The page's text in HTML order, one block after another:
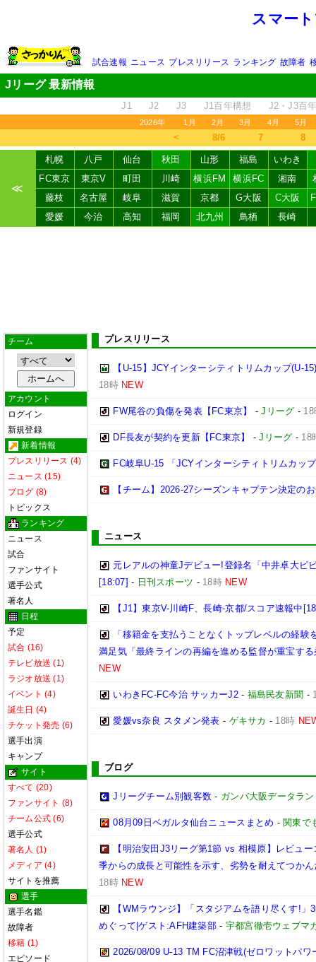
スマー
試合速報 ニュース プレスリリース ランキング 故障者
Jリーグ 最新情報
J1 J2 J3 J1百年構想 J2・J3百
2026年 1月 2月 3月 4月 5月
＜ 8/6 7 8
≪
札幌 八戸 仙台 秋田 山形 福島
いわき
FC東京
東京V 町田 川崎 横浜FM 横浜FC 湘南
藤枝
名古屋 岐阜 滋賀 京都 G大阪 C大阪
愛媛
今治 高知 福岡 北九州 鳥栖 長崎
チーム
アカウント
ログイン
新規登録
新着情報
プレスリリース (4)
ニュース (15)
ブログ (8)
トピックス
ランキング
ニュース
試合
ファンサイト
選手公式
著名人
日程
予定
試合 (16)
テレビ放送 (1)
ラジオ放送 (1)
イベント (4)
誕生日 (4)
チケット発売 (6)
選手出演
キャンプ
サイト
すべて (20)
ファンサイト (8)
チーム公式 (6)
選手公式
著名人 (1)
メディア (4)
サイトを推薦
選手
選手名鑑
故障者
移籍 (1)
エピソード
プレスリリース
【U-15】JCYインターシティトリムカップ(U-
18時 NEW
FW尾谷の負傷を発表【FC東京】 -Jリーグ - 18
DF長友が契約を更新【FC東京】 -Jリーグ - 18
FC岐阜U-15 「JCYインターシティトリムカッ
【チーム】2026-27シーズンキャプテン決定の
ニュース
元レアルの神童Jデビュー!登録名「中井卓大ピ
[18:07] - 日刊スポーツ - 18時 NEW
【J1】東京V-川崎F、長崎-京都/スコア速報中
「移籍金を支払うことなくトップレベルの経
満足気「最終ラインの再編を進める監督が重宝す
NEW
いわきFC-FC今治 サッカーJ2- 福島民友新聞 -
愛媛vs奈良 スタメン発表 - ゲキサカ - 18時
ブログ
Jリーグチーム別観客数 - ガンバ大阪データラ
08月09日ベガルタ仙台ニュースまとめ - 関東で
【明治安田J3リーグ第1節 vs 相模原】レビュ
季からの成長と可能性を示す、劣勢を耐えてつか
18時 NEW
【WMラウンジ】「スタジアムを語り尽くす!
めぐって|ゲスト:AFH建築部 - 宇都宮徹壱ウェブマ
2026/08/09 U-13 TM FC沼津戦(ゼロワットパワ